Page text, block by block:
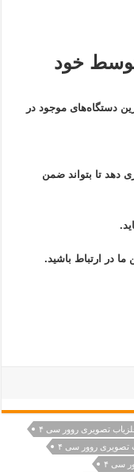
خود
دستگاه‌های موجود در
دهد تا بتواند ضمن
ما در ارتباط باشید.
تصویری روور سی ۴
تصویری روور سی ۴
سی ۴